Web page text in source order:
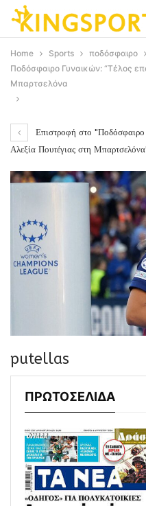
Home Sports ποδόσφαιρο
Ποδόσφαιρο Γυναικών: “Τέλος
Μπαρτσελόνα
Επιστροφή στο "Ποδόσφαιρο
Αλεξία Πουτέγιας στη
putellas
ΠΡΩΤΟΣΕΛΙΔΑ